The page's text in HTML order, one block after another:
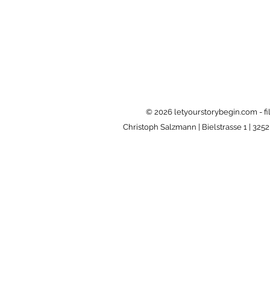
© 2026 letyourstorybegin.com -
Christoph Salzmann | Bielstrasse 1 |